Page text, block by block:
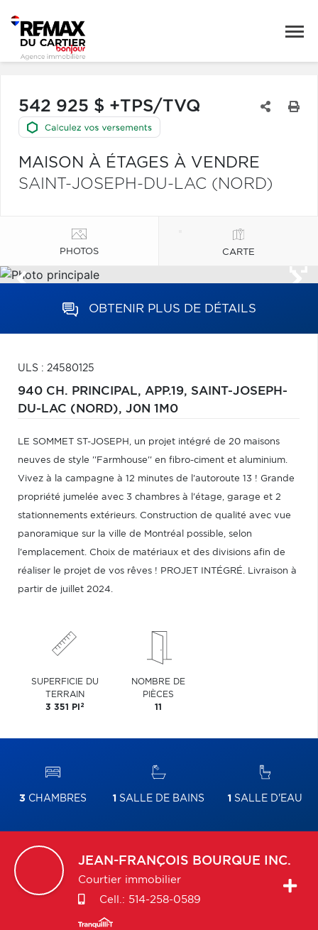
542 925 $ +TPS/TVQ
MAISON À ÉTAGES À VENDRE
SAINT-JOSEPH-DU-LAC (NORD)
PHOTOS CARTE
OBTENIR PLUS DE DÉTAILS
ULS : 24580125
940 CH. PRINCIPAL, APP.19, SAINT-JOSEPH-
DU-LAC (NORD), J0N 1M0
LE SOMMET ST-JOSEPH, un projet intégré de 20 maisons
neuves de style ''Farmhouse'' en fibro-ciment et aluminium.
Vivez à la campagne à 12 minutes de l'autoroute 13 ! Grande
propriété jumelée avec 3 chambres à l'étage, garage et 2
stationnements extérieurs. Construction de qualité avec vue
panoramique sur la ville de Montréal possible, selon
l'emplacement. Choix de matériaux et des divisions afin de
réaliser le projet de vos rêves ! PROJET INTÉGRÉ. Livraison à
partir de juillet 2024.
SUPERFICIE DU
TERRAIN
3 351 PI 2
NOMBRE DE
PIÈCES
11
3 CHAMBRES 1 SALLE DE BAINS 1 SALLE D'EAU
JEAN-FRANÇOIS BOURQUE INC.
Courtier immobilier
Cell.: 514-258-0589